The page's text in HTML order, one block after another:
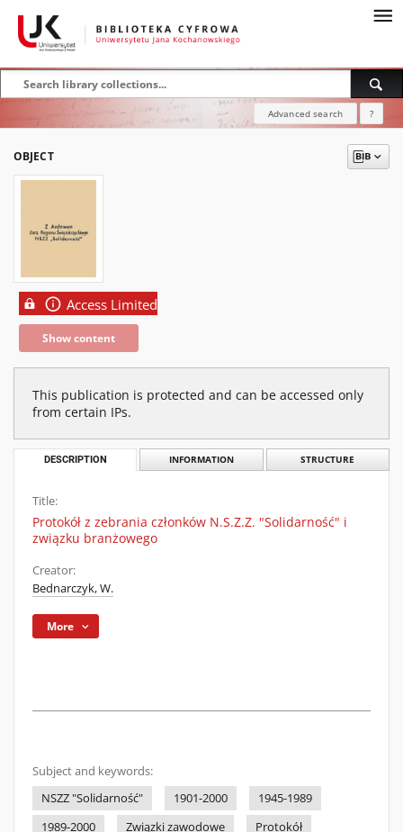
Advanced search ?
OBJECT
Access Limited
Show content
This publication is protected and can be accessed only
from certain IPs.
DESCRIPTION INFORMATION STRUCTURE
Title:
Protokół z zebrania członków N.S.Z.Z. "Solidarność" i
związku branżowego
Creator:
Bednarczyk, W.
More
Subject and keywords:
NSZZ "Solidarność"
1901-2000
1945-1989
1989-2000
Związki zawodowe
Protokół